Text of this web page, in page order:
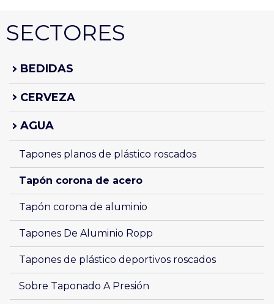
SECTORES
BEDIDAS
CERVEZA
AGUA
Tapones planos de plástico roscados
Tapón corona de acero
Tapón corona de aluminio
Tapones De Aluminio Ropp
Tapones de plástico deportivos roscados
Sobre Taponado A Presión